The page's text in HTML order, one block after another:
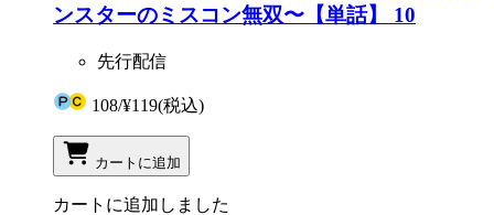
ンスターのミスコン無双〜【単話】 10
先行配信
108/¥119(税込)
カートに追加
カートに追加しました